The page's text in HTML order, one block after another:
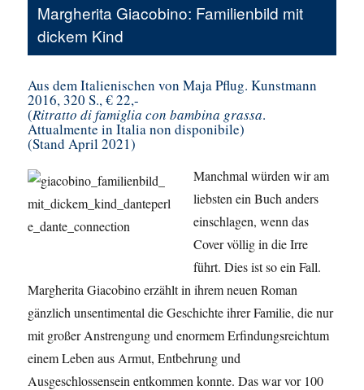
Margherita Giacobino: Familienbild mit
dickem Kind
Aus dem Italienischen von Maja Pflug. Kunstmann
2016, 320 S., € 22,-
(Ritratto di famiglia con bambina grassa.
Attualmente in Italia non disponibile)
(Stand April 2021)
Manchmal würden wir am
liebsten ein Buch anders
einschlagen, wenn das
Cover völlig in die Irre
führt. Dies ist so ein Fall.
Margherita Giacobino erzählt in ihrem neuen Roman
gänzlich unsentimental die Geschichte ihrer Familie, die nur
mit großer Anstrengung und enormem Erfindungsreichtum
einem Leben aus Armut, Entbehrung und
Ausgeschlossensein entkommen konnte. Das war vor 100